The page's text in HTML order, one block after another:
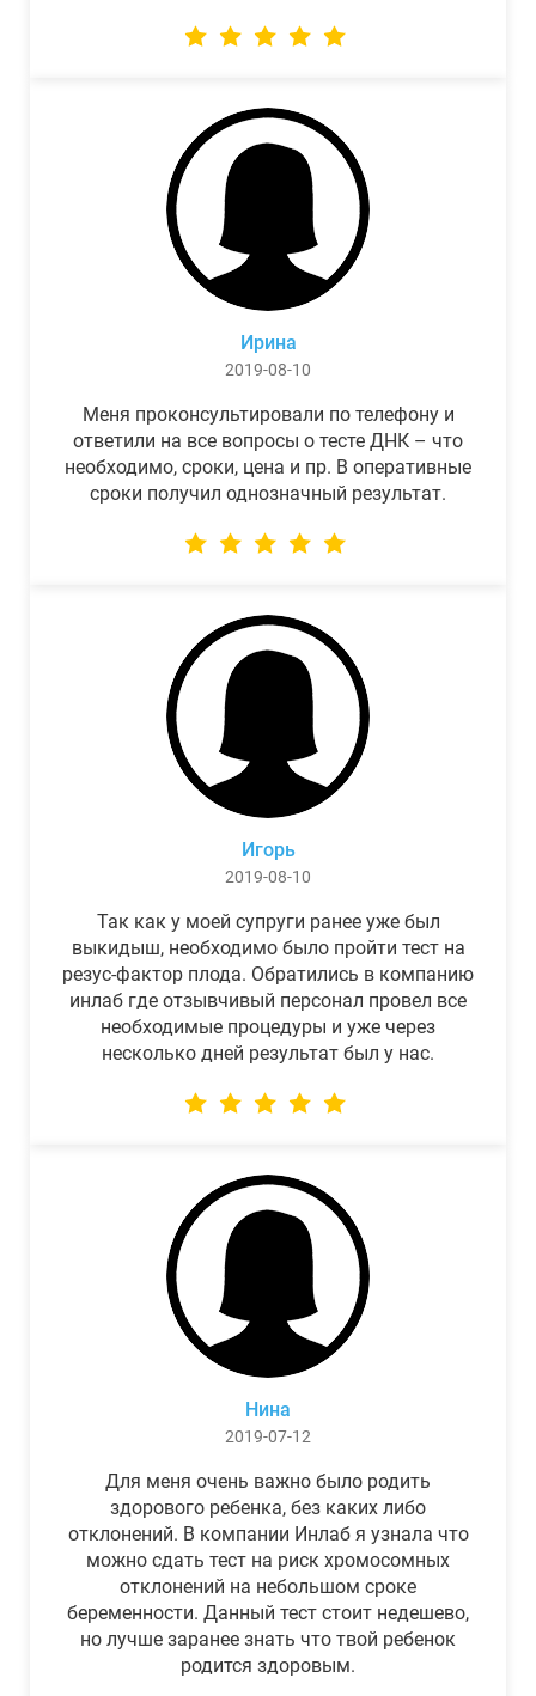
Ирина
2019-08-10
Меня проконсультировали по телефону и
ответили на все вопросы о тесте ДНК – что
необходимо, сроки, цена и пр. В оперативные
сроки получил однозначный результат.
Игорь
2019-08-10
Так как у моей супруги ранее уже был
выкидыш, необходимо было пройти тест на
резус-фактор плода. Обратились в компанию
инлаб где отзывчивый персонал провел все
необходимые процедуры и уже через
несколько дней результат был у нас.
Нина
2019-07-12
Для меня очень важно было родить
здорового ребенка, без каких либо
отклонений. В компании Инлаб я узнала что
можно сдать тест на риск хромосомных
отклонений на небольшом сроке
беременности. Данный тест стоит недешево,
но лучше заранее знать что твой ребенок
родится здоровым.